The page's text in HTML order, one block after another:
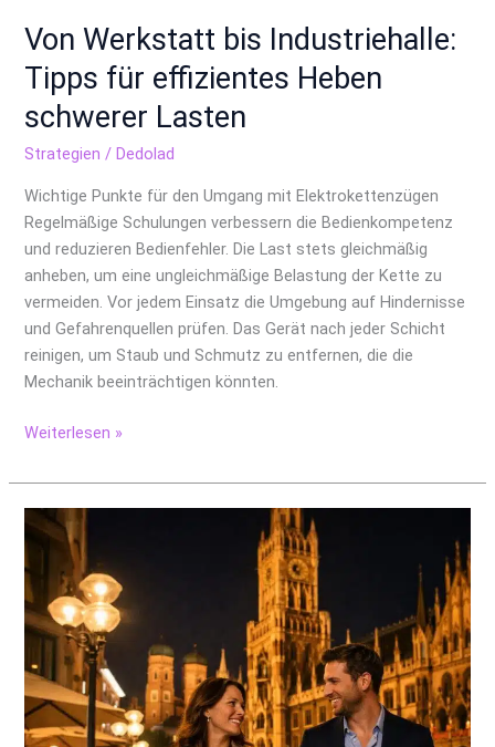
Von Werkstatt bis Industriehalle:
Tipps für effizientes Heben
schwerer Lasten
Strategien / Dedolad
Wichtige Punkte für den Umgang mit Elektrokettenzügen
Regelmäßige Schulungen verbessern die Bedienkompetenz
und reduzieren Bedienfehler. Die Last stets gleichmäßig
anheben, um eine ungleichmäßige Belastung der Kette zu
vermeiden. Vor jedem Einsatz die Umgebung auf Hindernisse
und Gefahrenquellen prüfen. Das Gerät nach jeder Schicht
reinigen, um Staub und Schmutz zu entfernen, die die
Mechanik beeinträchtigen könnten.
Weiterlesen »
Zwischen
Business
und
bayerischer
Lebensart:
wird
Ihr
München-